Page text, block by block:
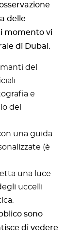
delle
momento vi
di Dubai.
del
e
dei
una guida
(è
una luce
uccelli
sono
di vedere